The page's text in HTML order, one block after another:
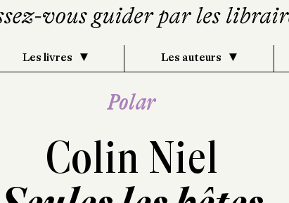
Les livres Les auteurs
Polar
Colin Niel